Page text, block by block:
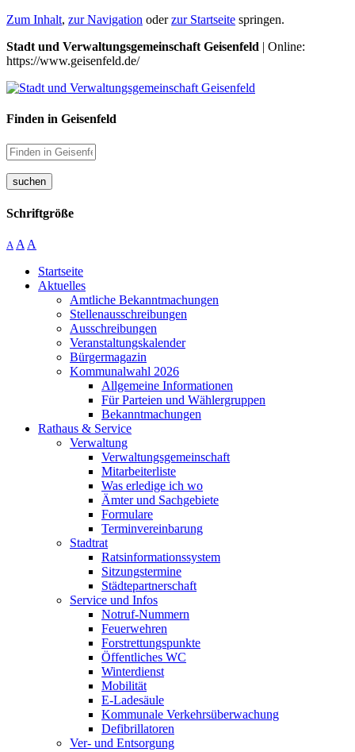
Zum Inhalt, zur Navigation oderzur Startseite springen.
Stadt und Verwaltungsgemeinschaft Geisenfeld | Online:
https://www.geisenfeld.de/
Finden in Geisenfeld
suchen
Schriftgröße
A A A
Startseite
Aktuelles
Amtliche Bekanntmachungen
Stellenausschreibungen
Ausschreibungen
Veranstaltungskalender
Bürgermagazin
Kommunalwahl 2026
Allgemeine Informationen
Für Parteien und Wählergruppen
Bekanntmachungen
Rathaus & Service
Verwaltung
Verwaltungsgemeinschaft
Mitarbeiterliste
Was erledige ich wo
Ämter und Sachgebiete
Formulare
Terminvereinbarung
Stadtrat
Ratsinformationssystem
Sitzungstermine
Städtepartnerschaft
Service und Infos
Notruf-Nummern
Feuerwehren
Forstrettungspunkte
Öffentliches WC
Winterdienst
Mobilität
E-Ladesäule
Kommunale Verkehrsüberwachung
Defibrillatoren
Ver- und Entsorgung